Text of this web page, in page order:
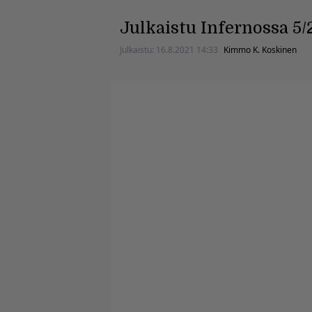
Julkaistu Infernossa 5/
Julkaistu: 16.8.2021 14:33 Kimmo K. Koskinen